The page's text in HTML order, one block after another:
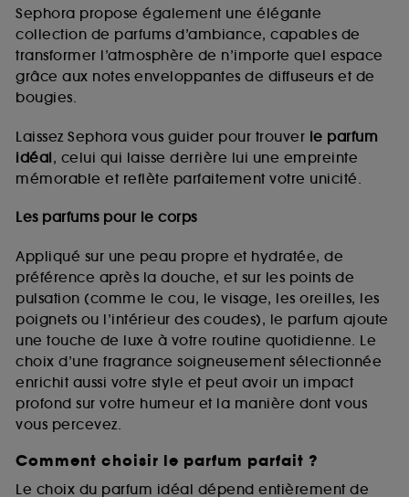
Sephora propose également une élégante
collection de parfums d’ambiance, capables de
transformer l’atmosphère de n’importe quel espace
grâce aux notes enveloppantes de diffuseurs et de
bougies.
Laissez Sephora vous guider pour trouver le parfum
idéal, celui qui laisse derrière lui une empreinte
mémorable et reflète parfaitement votre unicité.
Les parfums pour le corps
Appliqué sur une peau propre et hydratée, de
préférence après la douche, et sur les points de
pulsation (comme le cou, le visage, les oreilles, les
poignets ou l’intérieur des coudes), le parfum ajoute
une touche de luxe à votre routine quotidienne. Le
choix d’une fragrance soigneusement sélectionnée
enrichit aussi votre style et peut avoir un impact
profond sur votre humeur et la manière dont vous
vous percevez.
Comment choisir le parfum parfait ?
Le choix du parfum idéal dépend entièrement de
de vous plaire via des publicités, y compris sur des
sites tiers et sur les réseaux sociaux, sur la base
des pages que vous avez consultées, de votre
navigation, et de l'historique de vos interactions.
d’en améliorer la performance.
Cookies de sécurisation des paiements en ligne :
fraudes aux moyens de paiement et les
usurpations d’identité.
Cookies fonctionnels :il s’agit de cookies
permettant l’affichage et/ou la fourniture de
certaines fonctionnalités du site, tel que les
cookies d’authentification qui sont utilisés afin de
vous faire bénéficier de l’authentification
prolongée vous permettant d’accéder à votre
compte lors de votre prochaine visite sur le site
sans saisir à nouveau votre identifiant et mot de
passe.
A l'exception des cookies techniques, le dépôt et la
lecture de ces traceurs requiert votre accord. Vous